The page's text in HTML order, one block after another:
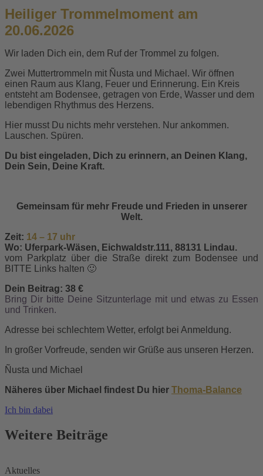
Heiliger Trommelmoment am
20.06.2026
Wir laden Dich ein, dem Ruf der Trommel zu folgen.
Zwei Muttertrommeln mit Ñusta und Michael. Wir öffnen
einen Raum aus Klang, Feuer und Erinnerung. Ein Kreis
entsteht am Bodensee, getragen von Erde, Wasser und dem
lebendigen Rhythmus des Herzens.
Hier musst Du nichts mehr verstehen. Nur ankommen.
Lauschen. Spüren.
Du bist eingeladen, Dich zu erinnern, an Deinen Klang,
Dein Sein, Deine Kraft.
Gemeinsam für mehr Freude und Frieden in unserer
Welt.
Zeit: 14 – 17 uhr
Wo: Uferpark-Wäsen, Eichwaldstr.111, 88131 Lindau.
vom Parkplatz über die Straße direkt zum Bodensee und
BITTE Links halten 🙂
Dein Beitrag: 38 €
Bring Dir bitte Deine Sitzunterlage mit und etwas zu Essen
und Trinken.
Adresse bei schlechtem Wetter, erfolgt bei Anmeldung.
In großer Vorfreude, senden wir Grüße aus unseren Herzen.
Ñusta und Michael
Näheres über Michael findest Du hier Thoma-Balance
Ich bin dabei
Weitere Beiträge
Aktuelles